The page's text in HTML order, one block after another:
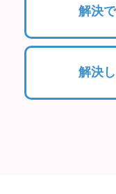
解決
解決